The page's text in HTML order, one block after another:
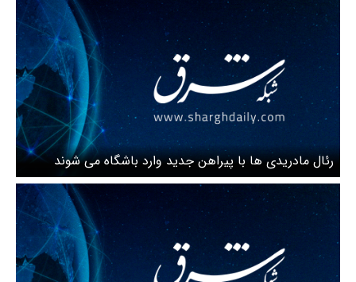
رئال مادریدی ها با پیراهن جدید وارد باشگاه می شوند